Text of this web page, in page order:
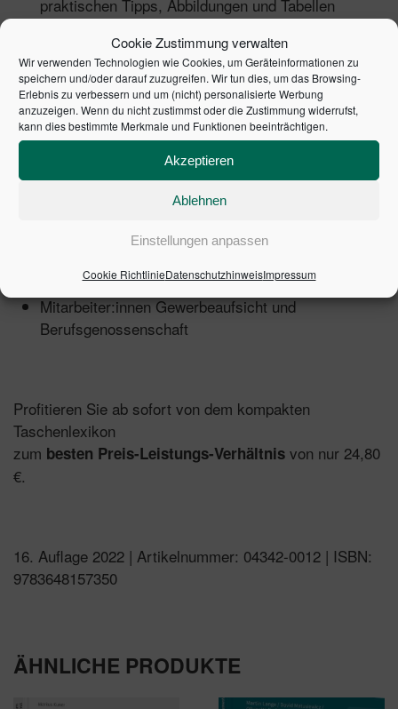
Cookie Zustimmung verwalten
Wir verwenden Technologien wie Cookies, um Geräteinformationen zu
speichern und/oder darauf zuzugreifen. Wir tun dies, um das Browsing-
Erlebnis zu verbessern und um (nicht) personalisierte Werbung
anzuzeigen. Wenn du nicht zustimmst oder die Zustimmung widerrufst,
kann dies bestimmte Merkmale und Funktionen beeinträchtigen.
Akzeptieren
Ablehnen
Einstellungen anpassen
Cookie RichtlinieDatenschutzhinweisImpressum
praktischen Tipps, Abbildungen und Tabellen
perfekt auch für unterwegs
Preiswert:nur 24,80 € inkl. MwSt. –
Mengenrabatte bei Mehrfachbestellung
Haufe Arbeitsschutz von A-Z ist bestens geeignet
Fachkräfte für Arbeitssicherheit mit Arbeitsschutz
Arbeitsschutzdienstleister:innen
Mitarbeiter:innen Gewerbeaufsicht und
Berufsgenossenschaft
Profitieren Sie ab sofort von dem kompakten
Taschenlexikon
zum besten Preis-Leistungs-Verhältnis von nur 24,80
€.
16. Auflage 2022 | Artikelnummer: 04342-0012 | ISBN:
9783648157350
ÄHNLICHE PRODUKTE